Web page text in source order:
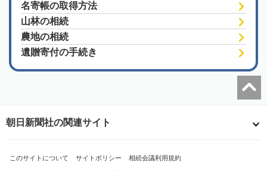
名寄帳の取得方法
山林の相続
農地の相続
遺贈寄付の手続き
朝日新聞社の関連サイト
このサイトについて サイトポリシー 相続会議利用規約